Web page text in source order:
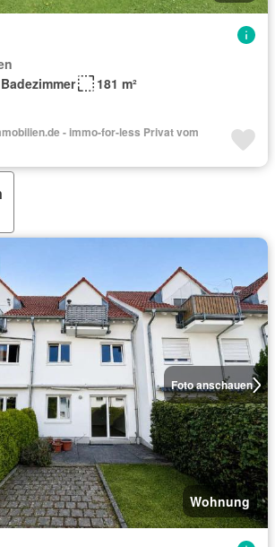
181 m²
- immo-for-less Privat vom
Foto anschauen
Wohnung